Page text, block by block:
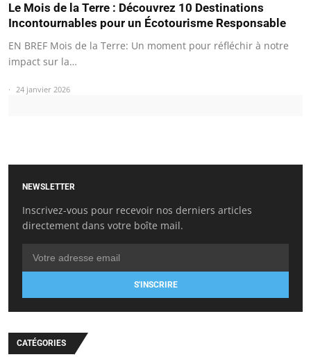
Le Mois de la Terre : Découvrez 10 Destinations
Incontournables pour un Écotourisme Responsable
EN BREF Mois de la Terre: Un moment pour réfléchir à notre
impact sur la…
24 janvier 2026
NEWSLETTER
Inscrivez-vous pour recevoir nos derniers articles
directement dans votre boîte mail.
S'INSCRIRE
CATÉGORIES